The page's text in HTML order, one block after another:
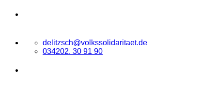
delitzsch@volkssolidaritaet.de
034202. 30 91 90